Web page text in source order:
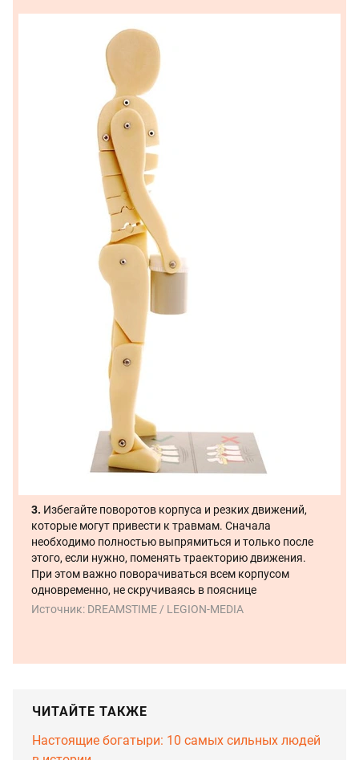
3. Избегайте поворотов корпуса и резких движений,
которые могут привести к травмам. Сначала
необходимо полностью выпрямиться и только после
этого, если нужно, поменять траекторию движения.
При этом важно поворачиваться всем корпусом
одновременно, не скручиваясь в пояснице
Источник: DREAMSTIME / LEGION-MEDIA
ЧИТАЙТЕ ТАКЖЕ
Настоящие богатыри: 10 самых сильных людей